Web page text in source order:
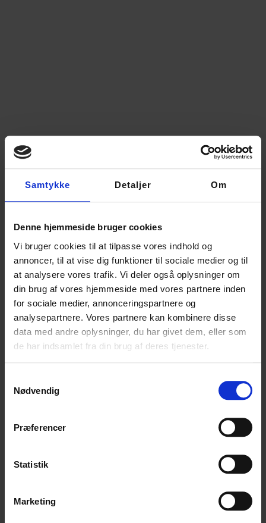
Samtykke Detaljer Om
Denne hjemmeside bruger cookies
Vi bruger cookies til at tilpasse vores indhold og
annoncer, til at vise dig funktioner til sociale medier og til
at analysere vores trafik. Vi deler også oplysninger om
din brug af vores hjemmeside med vores partnere inden
for sociale medier, annonceringspartnere og
analysepartnere. Vores partnere kan kombinere disse
data med andre oplysninger, du har givet dem, eller som
de har indsamlet fra din brug af deres tjenester.
Nødvendig
Præferencer
Statistik
Marketing
Events
kommende...
NYHEDER I SHOPPEN
Skovly Alpaca garn Gå og farv – workshop d. 5.
kr.